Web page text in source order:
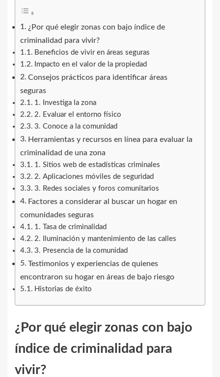
¿Por qué elegir zonas con bajo índice de
criminalidad para vivir?
Beneficios de vivir en áreas seguras
Impacto en el valor de la propiedad
Consejos prácticos para identificar áreas
seguras
1. Investiga la zona
2. Evaluar el entorno físico
3. Conoce a la comunidad
Herramientas y recursos en línea para evaluar la
criminalidad de una zona
1. Sitios web de estadísticas criminales
2. Aplicaciones móviles de seguridad
3. Redes sociales y foros comunitarios
Factores a considerar al buscar un hogar en
comunidades seguras
1. Tasa de criminalidad
2. Iluminación y mantenimiento de las calles
3. Presencia de la comunidad
Testimonios y experiencias de quienes
encontraron su hogar en áreas de bajo riesgo
Historias de éxito
¿Por qué elegir zonas con bajo
índice de criminalidad para
vivir?